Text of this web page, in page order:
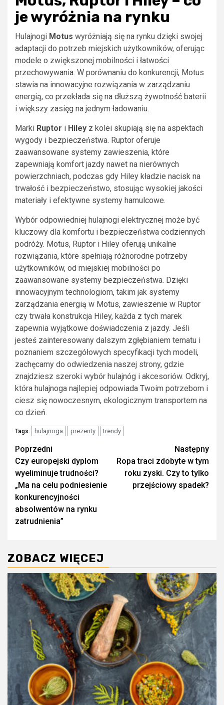
je wyróżnia na rynku
Hulajnogi Motus wyróżniają się na rynku dzięki swojej
adaptacji do potrzeb miejskich użytkowników, oferując
modele o zwiększonej mobilności i łatwości
przechowywania. W porównaniu do konkurencji, Motus
stawia na innowacyjne rozwiązania w zarządzaniu
energią, co przekłada się na dłuższą żywotność baterii
i większy zasięg na jednym ładowaniu.
Marki Ruptor i Hiley z kolei skupiają się na aspektach
wygody i bezpieczeństwa. Ruptor oferuje
zaawansowane systemy zawieszenia, które
zapewniają komfort jazdy nawet na nierównych
powierzchniach, podczas gdy Hiley kładzie nacisk na
trwałość i bezpieczeństwo, stosując wysokiej jakości
materiały i efektywne systemy hamulcowe.
Wybór odpowiedniej hulajnogi elektrycznej może być
kluczowy dla komfortu i bezpieczeństwa codziennych
podróży. Motus, Ruptor i Hiley oferują unikalne
rozwiązania, które spełniają różnorodne potrzeby
użytkowników, od miejskiej mobilności po
zaawansowane systemy bezpieczeństwa. Dzięki
innowacyjnym technologiom, takim jak systemy
zarządzania energią w Motus, zawieszenie w Ruptor
czy trwała konstrukcja Hiley, każda z tych marek
zapewnia wyjątkowe doświadczenia z jazdy. Jeśli
jesteś zainteresowany dalszym zgłębianiem tematu i
poznaniem szczegółowych specyfikacji tych modeli,
zachęcamy do odwiedzenia naszej strony, gdzie
znajdziesz szeroki wybór hulajnóg i akcesoriów. Odkryj,
która hulajnoga najlepiej odpowiada Twoim potrzebom i
ciesz się nowoczesnym, ekologicznym transportem na
co dzień.
Tags: hulajnoga prezenty trendy
Zobacz
wpisy
Poprzedni
Czy europejski dyplom
wyeliminuje trudności?
„Ma na celu podniesienie
konkurencyjności
absolwentów na rynku
zatrudnienia”
Następny
Ropa traci zdobyte w tym
roku zyski. Czy to tylko
przejściowy spadek?
ZOBACZ WIĘCEJ